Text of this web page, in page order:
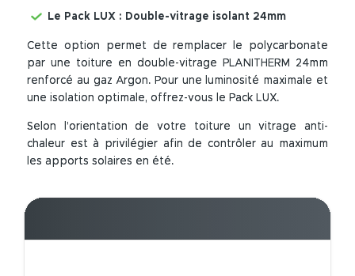
Le Pack LUX : Double-vitrage isolant 24mm
Cette option permet de remplacer le polycarbonate
par une toiture en double-vitrage PLANITHERM 24mm
renforcé au gaz Argon. Pour une luminosité maximale et
une isolation optimale, offrez-vous le Pack LUX.
Selon l’orientation de votre toiture un vitrage anti-
chaleur est à privilégier afin de contrôler au maximum
les apports solaires en été.